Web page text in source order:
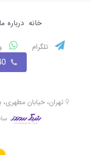
خانه درباره ما
تلگرام
تهران، خیابان مطهری، بعد